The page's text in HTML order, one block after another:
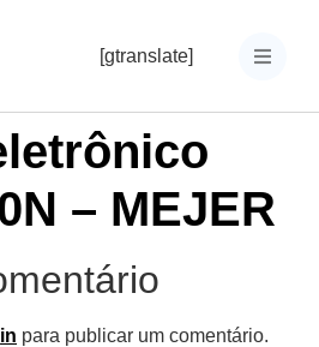
[gtranslate]
– MEJER
para publicar um comentário.